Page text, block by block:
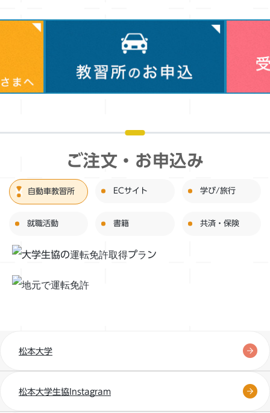
ご注文・お申込み
自動車教習所 ECサイト 学び/旅行
就職活動 書籍 共済・保険
松本大学
松本大学生協Instagram